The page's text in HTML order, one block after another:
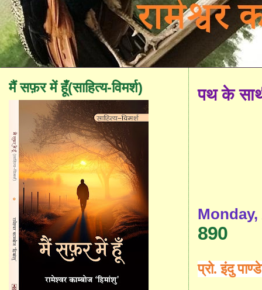
पथ के
Monday,
890
प्रो. इंदु
मैं सफ़र में हूँ(साहित्य-विमर्श)